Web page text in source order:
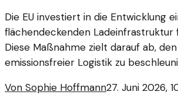
Die EU investiert in die Entwicklung
flächendeckenden Ladeinfrastruktur
Diese Maßnahme zielt darauf ab,
emissionsfreier Logistik zu
Von Sophie Hoffmann27. Juni 2026,